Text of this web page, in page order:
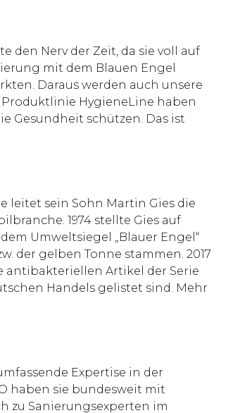
den Nerv der Zeit, da sie voll auf
mit dem Blauen Engel
Daraus werden auch unsere
HygieneLine haben
Gesundheit schützen. Das ist
leitet sein Sohn Martin Gies die
1974 stellte Gies auf
Umweltsiegel „Blauer Engel“
der gelben Tonne stammen. 2017
antibakteriellen Artikel der Serie
Handels gelistet sind. Mehr
Expertise in der
haben sie bundesweit mit
zu Sanierungsexperten im